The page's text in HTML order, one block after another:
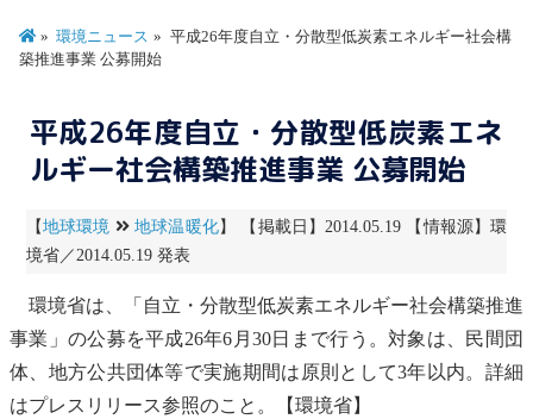
環境ニュース
平成26年度自立・分散型低炭素エネルギー社会構
築推進事業 公募開始
平成26年度自立・分散型低炭素エネ
ルギー社会構築推進事業 公募開始
【地球環境 地球温暖化】 【掲載日】2014.05.19 【情報源】環
境省／2014.05.19 発表
環境省は、「自立・分散型低炭素エネルギー社会構築推進
事業」の公募を平成26年6月30日まで行う。対象は、民間団
体、地方公共団体等で実施期間は原則として3年以内。詳細
はプレスリリース参照のこと。【環境省】